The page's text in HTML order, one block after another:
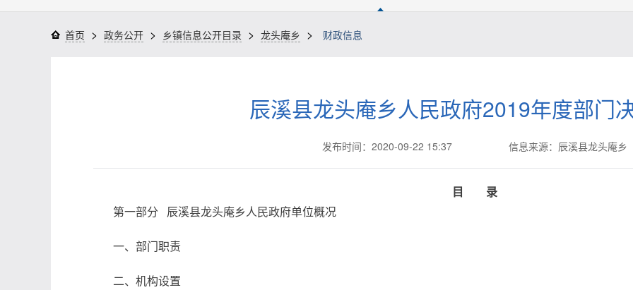
首页 > 政务公开 > 乡镇信息公开目录 > 龙头庵乡 > 财政信息
辰溪县龙头庵乡人民政府2019年度部门
发布时间：2020-09-22 15:37 信息来源：辰溪县龙头庵乡
目 录
第一部分 辰溪县龙头庵乡人民政府单位概况
一、部门职责
二、机构设置